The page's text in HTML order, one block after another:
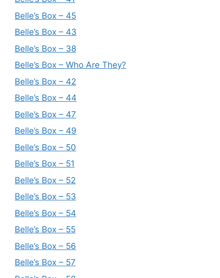
Belle’s Box – 45
Belle’s Box – 43
Belle’s Box – 38
Belle’s Box – Who Are They?
Belle’s Box – 42
Belle’s Box – 44
Belle’s Box – 47
Belle’s Box – 49
Belle’s Box – 50
Belle’s Box – 51
Belle’s Box – 52
Belle’s Box – 53
Belle’s Box – 54
Belle’s Box – 55
Belle’s Box – 56
Belle’s Box – 57